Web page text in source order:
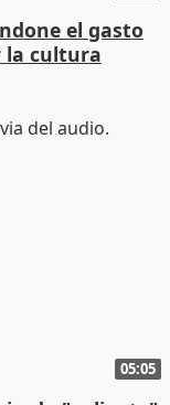
el gasto
la cultura
05:05